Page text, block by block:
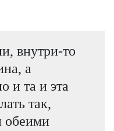
внутри-то
а
и та и эта
так,
обеими